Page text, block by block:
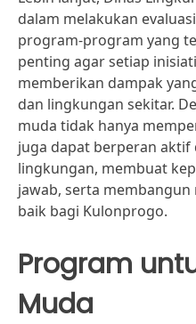
dalam melakukan
program-program yang
penting agar setiap
memberikan dampak
dan lingkungan sekitar.
muda tidak hanya
juga dapat berperan aktif
lingkungan, membuat
jawab, serta membangun
baik bagi Kulonprogo.
Program
Muda